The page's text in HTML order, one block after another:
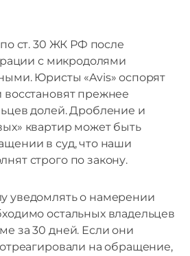
ст. 30 ЖК РФ после
с микродолями
Юристы «Avis» оспорят
прежнее
долей. Дробление и
квартир может быть
в суд, что наши
строго по закону.
уведомлять о намерении
остальных владельцев
за 30 дней. Если они
на обращение,